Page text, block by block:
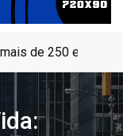
mais de 250